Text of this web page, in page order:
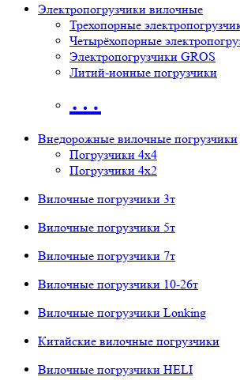
Электропогрузчики вилочные
Трехопорные
Четырёхопорные
Электропогрузчики GROS
Литий-ионные погрузчики
…
Внедорожные вилочные погрузчики
Погрузчики 4х4
Погрузчики 4х2
Вилочные погрузчики 3т
Вилочные погрузчики 5т
Вилочные погрузчики 7т
Вилочные погрузчики 10-26т
Вилочные погрузчики Lonking
Китайские вилочные погрузчики
Вилочные погрузчики HELI